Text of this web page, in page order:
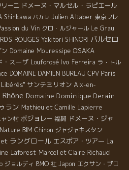
ーニ ドメーヌ・マルセル・ラピエール
Shinkawa パカレ Julien Altaber 東京フレ
du Vin クロ・ルジャール Le Grau
ROUGES Yakitori SHINORI バルセロ
Domaine Mouressipe OSAKA
・スーザ Louforosé Ivo Ferreira ラ・トル
DOMAINE DAMIEN BUREAU CPV Paris
サンテミリオン Aix-en-
Rhône Domaine Dominique Derain
ラン Mathieu et Camille Lapierre
ン村 ボジョレー 福岡 ドメーヌ・ジャ
BIM Chinon ジャジャキスタン
ラングロール エスポア・ツアー La
Laforest Marcel et Claire Richaud
ジョルディ BMO 社 Japon エクサン・プロ